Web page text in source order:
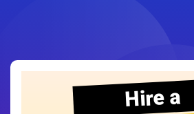
Hire a